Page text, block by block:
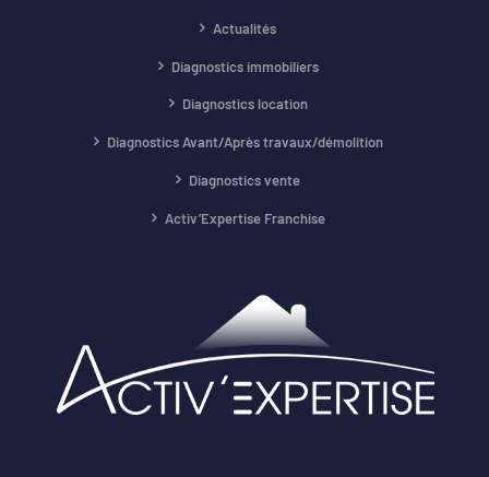
Actualités
Diagnostics immobiliers
Diagnostics location
Diagnostics Avant/Après travaux/démolition
Diagnostics vente
Activ’Expertise Franchise